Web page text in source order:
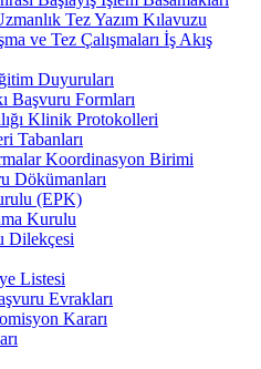
Tez Yazım Kılavuzu
ve Tez Çalışmaları İş Akış
Duyuruları
Başvuru Formları
Klinik Protokolleri
Tabanları
Koordinasyon Birimi
Dökümanları
(EPK)
Kurulu
Dilekçesi
Listesi
Evrakları
Kararı